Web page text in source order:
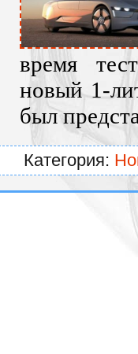
время
новый 1-
был
Категория: